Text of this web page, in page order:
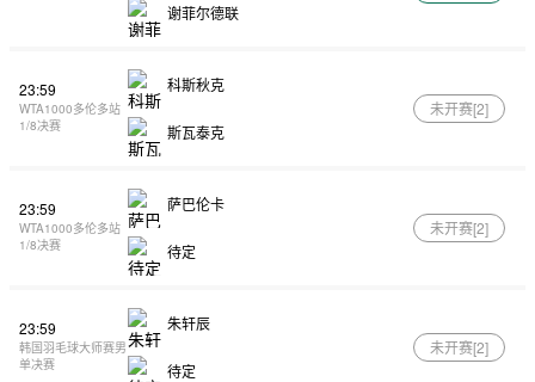
谢菲尔德联
23:59
WTA1000多伦多站
1/8决赛
科斯秋克
斯瓦泰克
未开赛[2]
23:59
WTA1000多伦多站
1/8决赛
萨巴伦卡
待定
未开赛[2]
23:59
韩国羽毛球大师赛男
单决赛
朱轩辰
待定
未开赛[2]